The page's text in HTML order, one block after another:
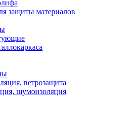
защиты материалов
ветрозащита
шумоизоляция